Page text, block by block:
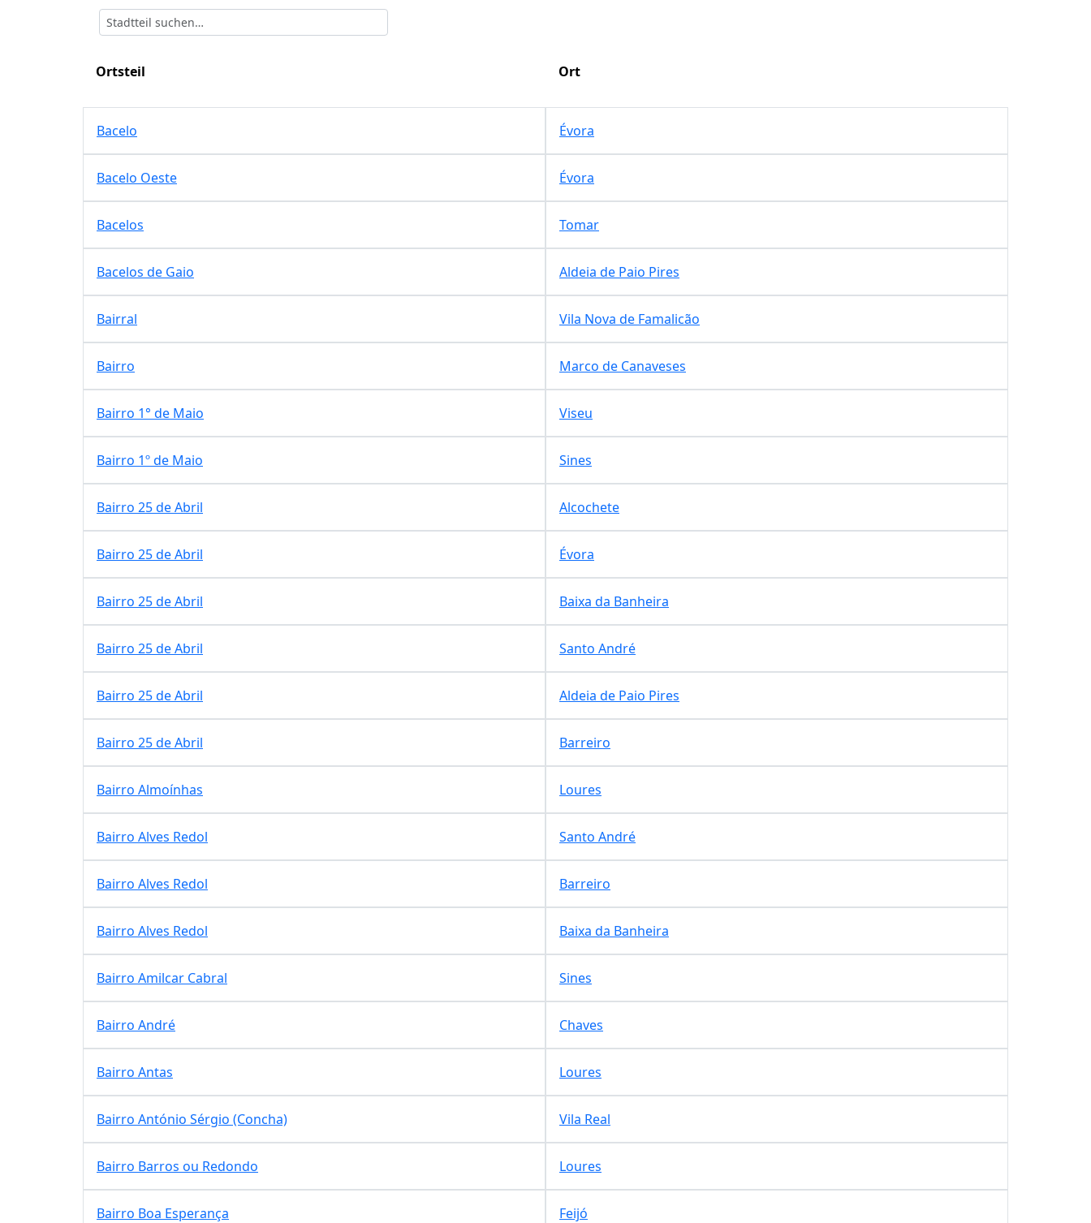
Ortsteil Ort
Bacelo Évora
Bacelo Oeste Évora
Bacelos Tomar
Bacelos de Gaio Aldeia de Paio Pires
Bairral Vila Nova de Famalicão
Bairro Marco de Canaveses
Bairro 1° de Maio Viseu
Bairro 1º de Maio Sines
Bairro 25 de Abril Alcochete
Bairro 25 de Abril Évora
Bairro 25 de Abril Baixa da Banheira
Bairro 25 de Abril Santo André
Bairro 25 de Abril Aldeia de Paio Pires
Bairro 25 de Abril Barreiro
Bairro Almoínhas Loures
Bairro Alves Redol Santo André
Bairro Alves Redol Barreiro
Bairro Alves Redol Baixa da Banheira
Bairro Amilcar Cabral Sines
Bairro André Chaves
Bairro Antas Loures
Bairro António Sérgio (Concha) Vila Real
Bairro Barros ou Redondo Loures
Bairro Boa Esperança Feijó